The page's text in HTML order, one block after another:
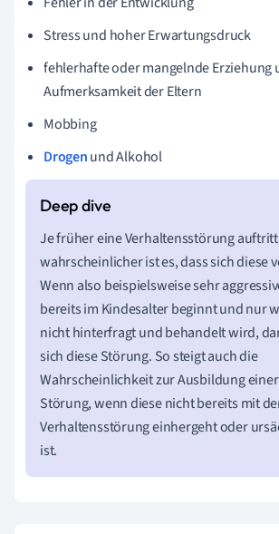
Stress und hoher Erwartungsdruck
fehlerhafte oder mangelnde Erziehung
Aufmerksamkeit der Eltern
Mobbing
Drogenund Alkohol
Je früher eine Verhaltensstörung
wahrscheinlicher ist es, dass sich diese
Wenn also beispielsweise sehr
bereits im Kindesalter beginnt und nur
nicht hinterfragt und behandelt wird,
sich diese Störung. So steigt auch die
Wahrscheinlichkeit zur Ausbildung
Störung, wenn diese nicht bereits mit
Verhaltensstörung einhergeht oder
ist.